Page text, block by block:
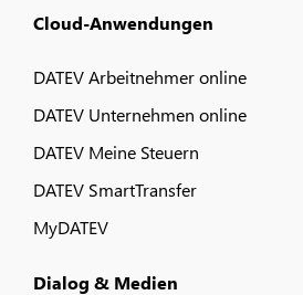
Cloud-Anwendungen
DATEV Arbeitnehmer online
DATEV Unternehmen online
DATEV Meine Steuern
DATEV SmartTransfer
MyDATEV
Dialog & Medien